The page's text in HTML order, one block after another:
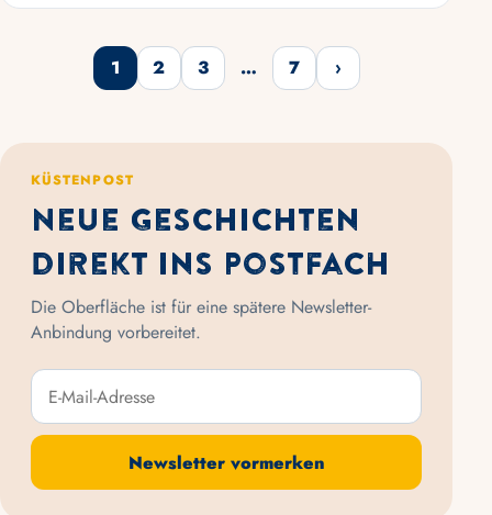
1 2 3 … 7 Weiter
›
KÜSTENPOST
Neue Geschichten
direkt ins Postfach
Die Oberfläche ist für eine spätere Newsletter-
Anbindung vorbereitet.
E-Mail-Adresse
Newsletter vormerken